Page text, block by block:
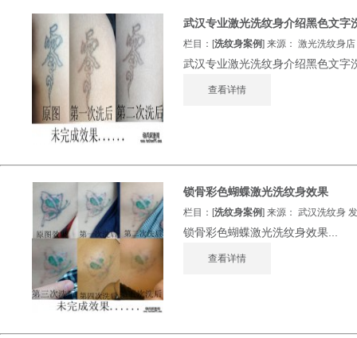
武汉专业激光洗纹身介绍黑色文字
栏目：[洗纹身案例] 来源： 激光洗纹身
武汉专业激光洗纹身介绍黑色文字
查看详情
锁骨彩色蝴蝶激光洗纹身效果
栏目：[洗纹身案例] 来源： 武汉洗纹身
锁骨彩色蝴蝶激光洗纹身效果...
查看详情